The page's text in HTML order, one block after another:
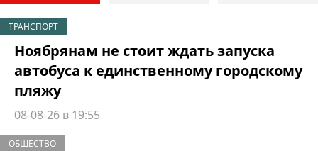
ТРАНСПОРТ
Ноябрянам не стоит ждать запуска
автобуса к единственному городскому
пляжу
08-08-26 в 19:55
ОБЩЕСТВО